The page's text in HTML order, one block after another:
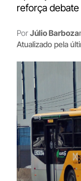
reforça
Por Júlio Barboza
Atualizado pela